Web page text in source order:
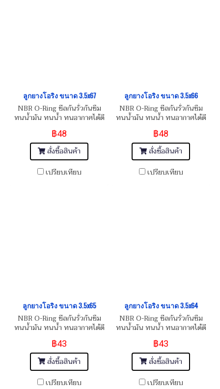
ลูกยางโอริง ขนาด 3.5x67
NBR O-Ring ซีลกันรั่วกันซึม
ทนน้ำมัน ทนน้ำ ทนอากาศได้ดี
฿48
สั่งซื้อสินค้า
เปรียบเทียบ
ลูกยางโอริง ขนาด 3.5x66
NBR O-Ring ซีลกันรั่วกันซึม
ทนน้ำมัน ทนน้ำ ทนอากาศได้ดี
฿48
สั่งซื้อสินค้า
เปรียบเทียบ
ลูกยางโอริง ขนาด 3.5x65
NBR O-Ring ซีลกันรั่วกันซึม
ทนน้ำมัน ทนน้ำ ทนอากาศได้ดี
฿43
สั่งซื้อสินค้า
เปรียบเทียบ
ลูกยางโอริง ขนาด 3.5x64
NBR O-Ring ซีลกันรั่วกันซึม
ทนน้ำมัน ทนน้ำ ทนอากาศได้ดี
฿43
สั่งซื้อสินค้า
เปรียบเทียบ